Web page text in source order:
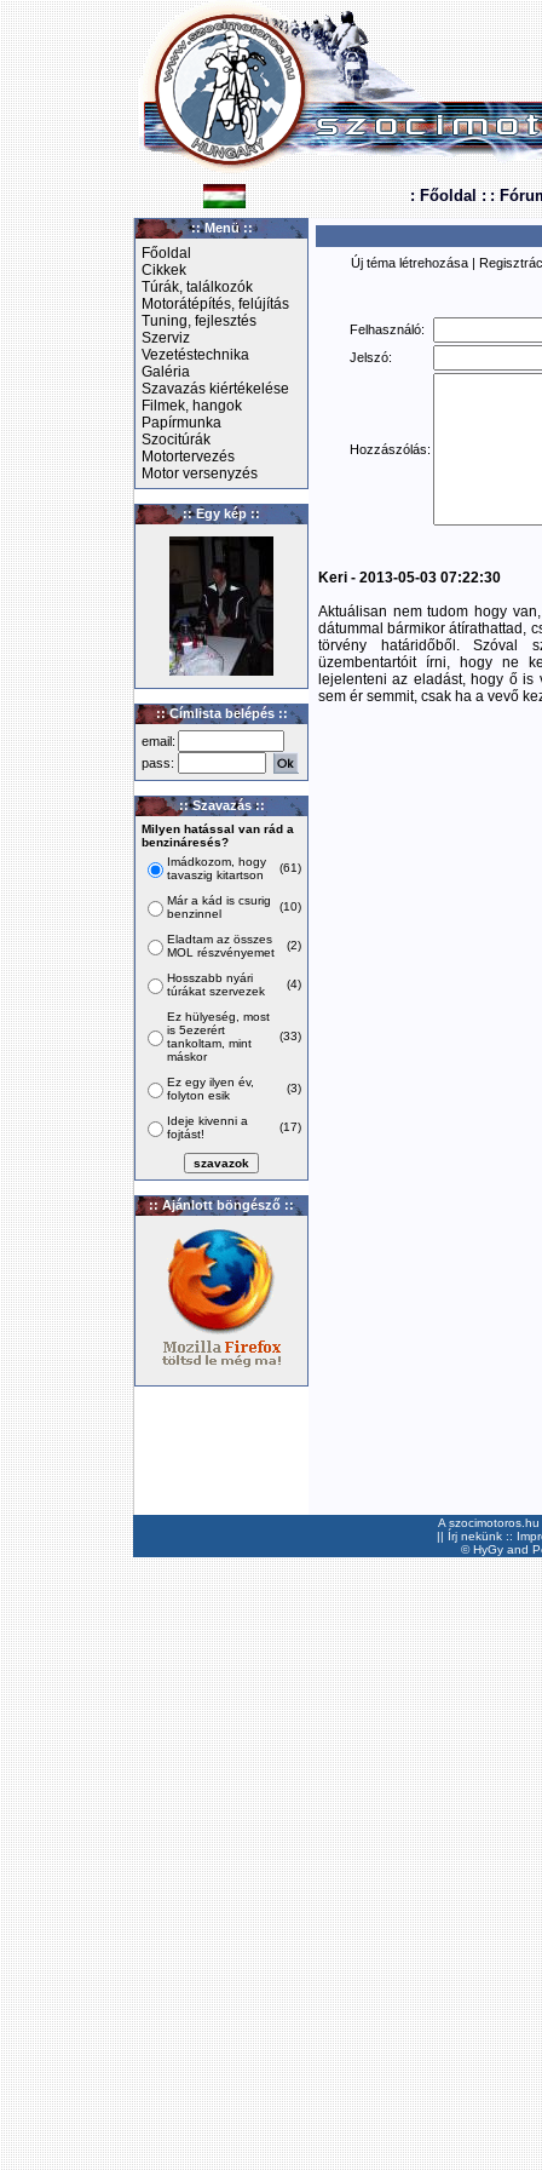
: Főoldal : :
:: Menü ::
Főoldal
Cikkek
Túrák, találkozók
Motorátépítés, felújítás
Tuning, fejlesztés
Szerviz
Vezetéstechnika
Galéria
Szavazás kiértékelése
Filmek, hangok
Papírmunka
Szocitúrák
Motortervezés
Motor versenyzés
:: Egy kép ::
:: Címlista belépés ::
email:
pass:
:: Szavazás ::
Milyen hatással van rád a
benzináresés?
Imádkozom, hogy
tavaszig kitartson
(61)
Már a kád is csurig
benzinnel
(10)
Eladtam az összes
MOL részvényemet
(2)
Hosszabb nyári
túrákat szervezek
(4)
Ez hülyeség, most
is 5ezerért
tankoltam, mint
máskor
(33)
Ez egy ilyen év,
folyton esik
(3)
Ideje kivenni a
fojtást!
(17)
:: Ajánlott böngésző ::
Új téma létrehozása |
Felhasználó:
Jelszó:
Hozzászólás:
Keri - 2013-05-03 07:22:30
Aktuálisan nem tudom hogy
dátummal bármikor átírathattad,
törvény határidőből. Szóval
üzembentartóit írni, hogy ne
lejelenteni az eladást, hogy ő
sem ér semmit, csak ha a vevő
A
|| Írj nekünk ::
©HyGyand